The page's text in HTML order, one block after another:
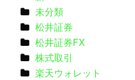
未分類
松井証券
松井証券FX
株式取引
楽天ウォレット